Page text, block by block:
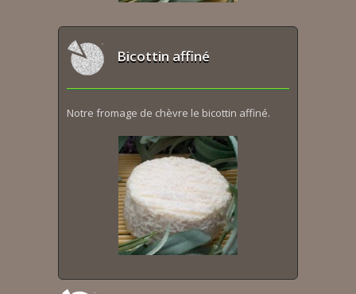
Bicottin affiné
Notre fromage de chèvre le bicottin affiné.